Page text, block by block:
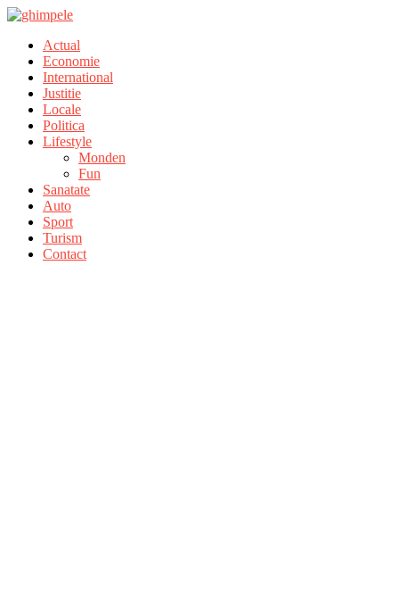
Actual
Economie
International
Justitie
Locale
Politica
Lifestyle
Monden
Fun
Sanatate
Auto
Sport
Turism
Contact